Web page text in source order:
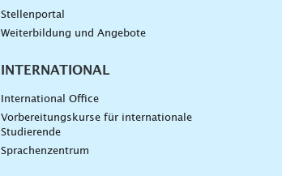
Stellenportal
Weiterbildung und Angebote
INTERNATIONAL
International Office
Vorbereitungskurse für internationale
Studierende
Sprachenzentrum